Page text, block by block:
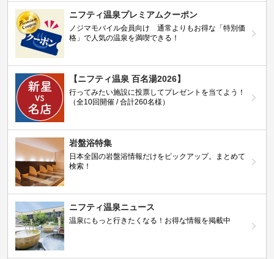
ニフティ温泉プレミアムクーポン
ノジマモバイル会員向け 通常よりもお得な「特別価
格」で人気の温泉を満喫できる！
【ニフティ温泉 百名湯2026】
行ってみたい施設に投票してプレゼントを当てよう！
（全10回開催 / 合計260名様）
岩盤浴特集
日本全国の岩盤浴情報だけをピックアップ。まとめて
検索！
ニフティ温泉ニュース
温泉にもっと行きたくなる！お得な情報を掲載中